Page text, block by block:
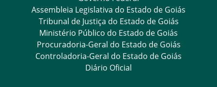
Assembleia Legislativa do Estado de Goiás
Tribunal de Justiça do Estado de Goiás
Ministério Público do Estado de Goiás
Procuradoria-Geral do Estado de Goiás
Controladoria-Geral do Estado de Goiás
Diário Oficial